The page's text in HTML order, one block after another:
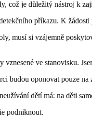
což je důležitý nástroj k
příkazu. K
musí si vzájemně
ve stanovisku.
budou oponovat pouze
dětí má: na děti
podniknout.